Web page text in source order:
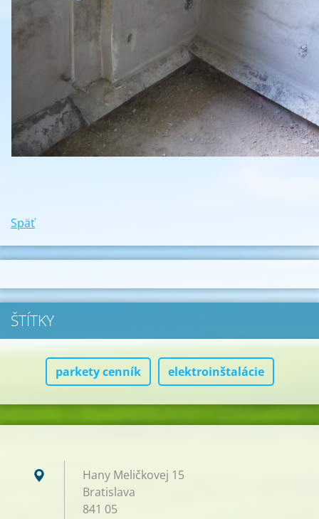
Späť
ŠTÍTKY
parkety cenník elektroinštalácie
Hany Meličkovej 15
Bratislava
841 05